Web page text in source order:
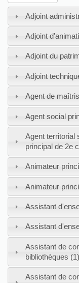
Adjoint
Adjoint
Adjoint du
Adjoint
Agent de
Agent social
Agent territorial
principal de 2e
Animateur
Animateur
Assistant
Assistant
Assistant de
bibliothèques (1)
Assistant de